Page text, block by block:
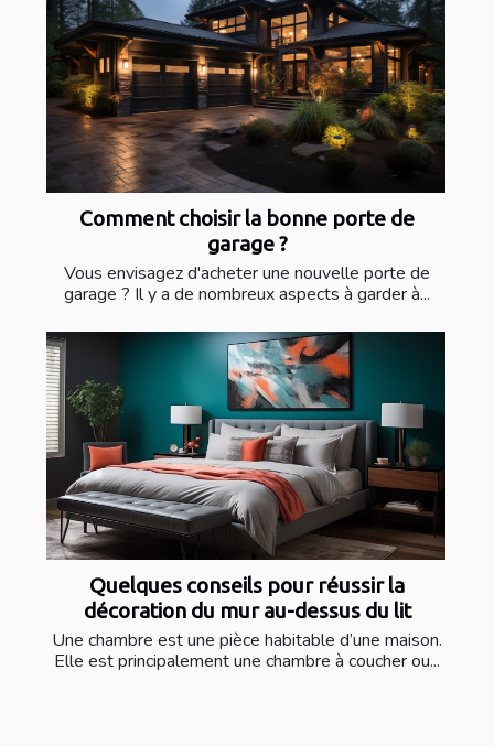
Comment choisir la bonne porte de
garage ?
Vous envisagez d'acheter une nouvelle porte de
garage ? Il y a de nombreux aspects à garder à...
Quelques conseils pour réussir la
décoration du mur au-dessus du lit
Une chambre est une pièce habitable d’une maison.
Elle est principalement une chambre à coucher ou...